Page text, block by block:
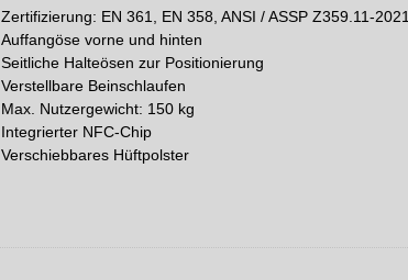
Zertifizierung: EN 361, EN 358, ANSI / ASSP Z359.11-2021
Auffangöse vorne und hinten
Seitliche Halteösen zur Positionierung
Verstellbare Beinschlaufen
Max. Nutzergewicht: 150 kg
Integrierter NFC-Chip
Verschiebbares Hüftpolster